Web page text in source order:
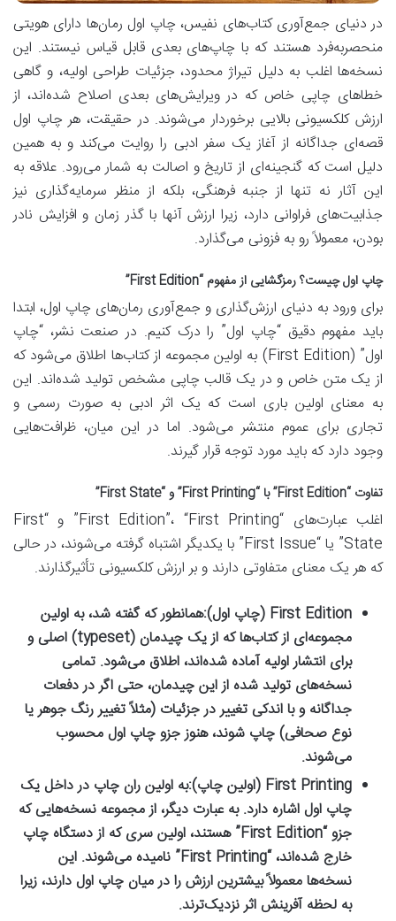
در دنیای جمع‌آوری کتاب‌های نفیس، چاپ اول رمان‌ها دارای هویتی
منحصربه‌فرد هستند که با چاپ‌های بعدی قابل قیاس نیستند. این
نسخه‌ها اغلب به دلیل تیراژ محدود، جزئیات طراحی اولیه، و گاهی
خطاهای چاپی خاص که در ویرایش‌های بعدی اصلاح شده‌اند، از
ارزش کلکسیونی بالایی برخوردار می‌شوند. در حقیقت، هر چاپ اول
قصه‌ای جداگانه از آغاز یک سفر ادبی را روایت می‌کند و به همین
دلیل است که گنجینه‌ای از تاریخ و اصالت به شمار می‌رود. علاقه به
این آثار نه تنها از جنبه فرهنگی، بلکه از منظر سرمایه‌گذاری نیز
جذابیت‌های فراوانی دارد، زیرا ارزش آنها با گذر زمان و افزایش نادر
بودن، معمولاً رو به فزونی می‌گذارد.
چاپ اول چیست؟ رمزگشایی از مفهوم “First Edition”
برای ورود به دنیای ارزش‌گذاری و جمع‌آوری رمان‌های چاپ اول، ابتدا
باید مفهوم دقیق “چاپ اول” را درک کنیم. در صنعت نشر، “چاپ
اول” (First Edition) به اولین مجموعه از کتاب‌ها اطلاق می‌شود که
از یک متن خاص و در یک قالب چاپی مشخص تولید شده‌اند. این
به معنای اولین باری است که یک اثر ادبی به صورت رسمی و
تجاری برای عموم منتشر می‌شود. اما در این میان، ظرافت‌هایی
وجود دارد که باید مورد توجه قرار گیرند.
تفاوت “First Edition” با “First Printing” و “First State”
اغلب عبارت‌های “First Edition”، “First Printing” و “First
State” یا “First Issue” با یکدیگر اشتباه گرفته می‌شوند، در حالی
که هر یک معنای متفاوتی دارند و بر ارزش کلکسیونی تأثیرگذارند.
First Edition (چاپ اول):
همانطور که گفته شد، به اولین
مجموعه‌ای از کتاب‌ها که از یک چیدمان (typeset) اصلی و
برای انتشار اولیه آماده شده‌اند، اطلاق می‌شود. تمامی
نسخه‌های تولید شده از این چیدمان، حتی اگر در دفعات
جداگانه و با اندکی تغییر در جزئیات (مثلاً تغییر رنگ جوهر یا
نوع صحافی) چاپ شوند، هنوز جزو چاپ اول محسوب
می‌شوند.
First Printing (اولین چاپ):
به اولین ران چاپ در داخل یک
چاپ اول اشاره دارد. به عبارت دیگر، از مجموعه نسخه‌هایی که
جزو “First Edition” هستند، اولین سری که از دستگاه چاپ
خارج شده‌اند، “First Printing” نامیده می‌شوند. این
نسخه‌ها معمولاً بیشترین ارزش را در میان چاپ اول دارند، زیرا
به لحظه آفرینش اثر نزدیک‌ترند.